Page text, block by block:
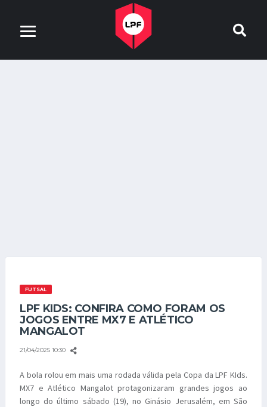
FUTSAL
LPF KIDS: CONFIRA COMO FORAM OS
JOGOS ENTRE MX7 E ATLÉTICO
MANGALOT
21/04/2025 10:30
A bola rolou em mais uma rodada válida pela Copa da LPF KIds.
MX7 e Atlético Mangalot protagonizaram grandes jogos ao
longo do último sábado (19), no Ginásio Jerusalém, em São